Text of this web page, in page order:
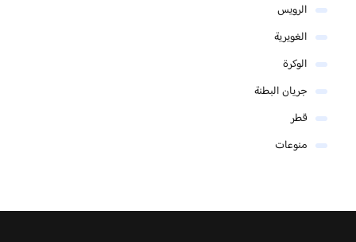
الرويس
الغويرية
الوكرة
جريان البطنة
قطر
منوعات